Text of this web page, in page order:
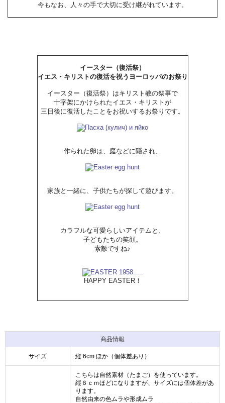
今もなお、人々の手で大切に受け継がれています。
イースター（復活祭）
イエス・キリストの復活を祝うヨーロッパのお祭り
イースター（復活祭）はキリスト教の祭事で
十字架にかけられたイエス・キリストが
三日後に復活したことをお祝いするお祭りです。
作られた卵は、庭などに隠され、
家族と一緒に、子供たちが探して遊びます。
カラフルな可愛らしいアイテムと、
子どもたちの笑顔。
素敵ですね♪
HAPPY EASTER！
商品情報
サイズ 縦 6cm ほか（個体差あり）
こちらは自然素材（たまご）を使っています。
縦６ｃｍほどになりますが、サイズには個体差があ
ります。
自然由来の色ムラや形成ムラ